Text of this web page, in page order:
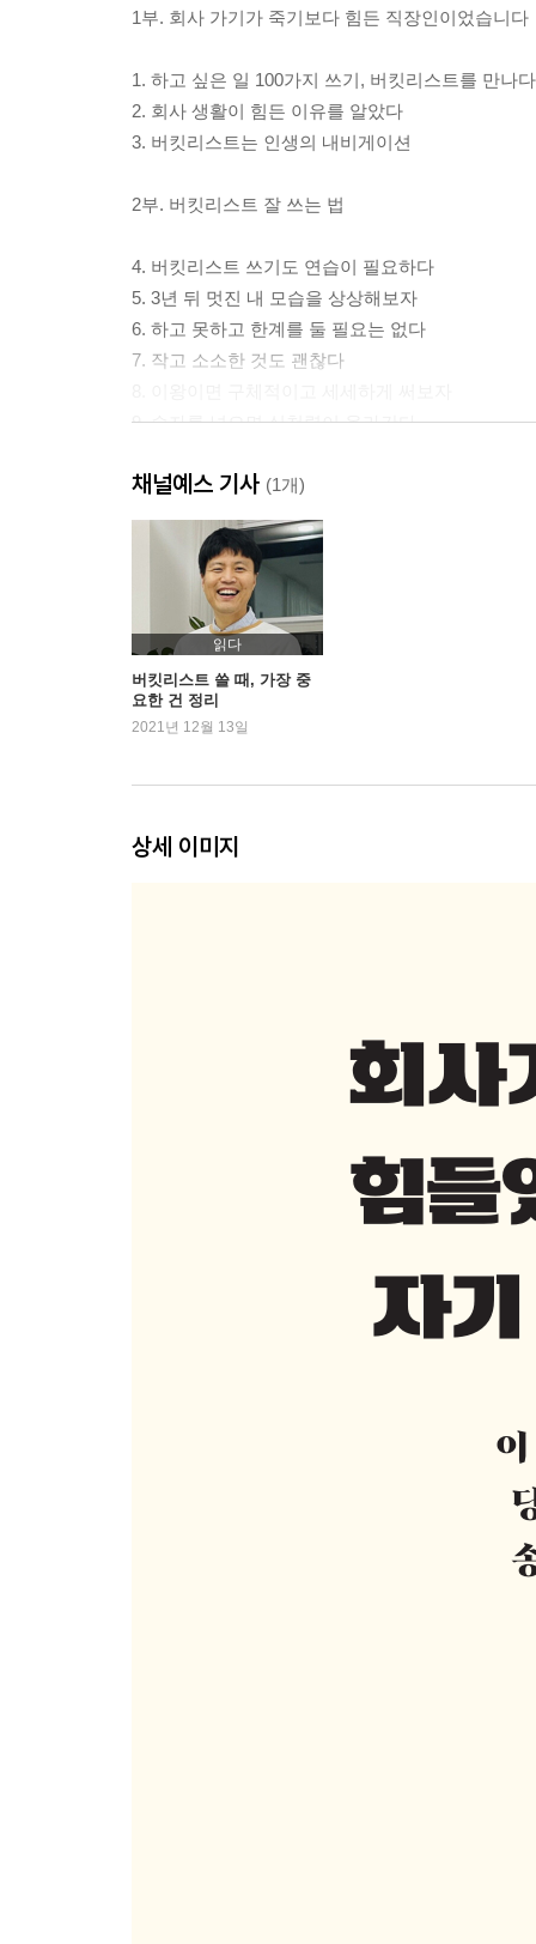
1부. 회사 가기가 죽기보다 힘든 직장인이었습니다
1. 하고 싶은 일 100가지 쓰기, 버킷리스트를 만나다
2. 회사 생활이 힘든 이유를 알았다
3. 버킷리스트는 인생의 내비게이션
2부. 버킷리스트 잘 쓰는 법
4. 버킷리스트 쓰기도 연습이 필요하다
5. 3년 뒤 멋진 내 모습을 상상해보자
6. 하고 못하고 한계를 둘 필요는 없다
7. 작고 소소한 것도 괜찮다
9. 숫자를 넣으면 실천력이 올라간다
11. 반드시 이것만은 꼭!! 3-3-3 버킷
12. 버킷 실천 숙제처럼 억지로 할 필요는 없다
13. 연말 회고를 통해 찐 나를 찾기
14. 의심, 걱정 대신 내맡기기로 시작한 워크숍
15. 버킷리스트 워크숍 이렇게 해요
16. 워크숍을 통해 얻을 수 있는 것들
17. 버킷리스트 워크숍 이런 분들에게 추천
3부. 반짝반짝 빛나는 내 자리를 찾았습니다
20. 나를 지키며 살아가는 방법
채널예스 기사 (1개)
읽다
버킷리스트 쓸 때, 가장 중
요한 건 정리
2021년 12월 13일
상세 이미지